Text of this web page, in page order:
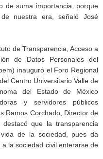
de suma importancia, porque
nuestra era, señaló José
de Transparencia, Acceso a
de Datos Personales del
inauguró el Foro Regional
Centro Universitario Valle de
del Estado de México
y servidores públicos
Ramos Corchado, Director de
que la transparencia
de la sociedad, pues da
la sociedad civil enterarse de